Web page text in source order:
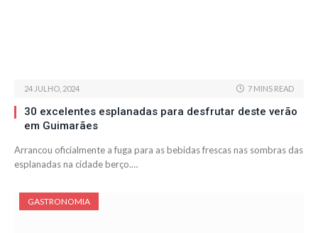
24 JULHO, 2024 7 MINS READ
30 excelentes esplanadas para desfrutar deste verão
em Guimarães
Arrancou oficialmente a fuga para as bebidas frescas nas sombras das
esplanadas na cidade berço.…
GASTRONOMIA